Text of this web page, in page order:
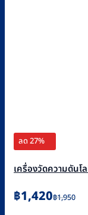
ลด 27%
เครื่องวัดความดันโ
฿1,950
Original
฿1,420
Current